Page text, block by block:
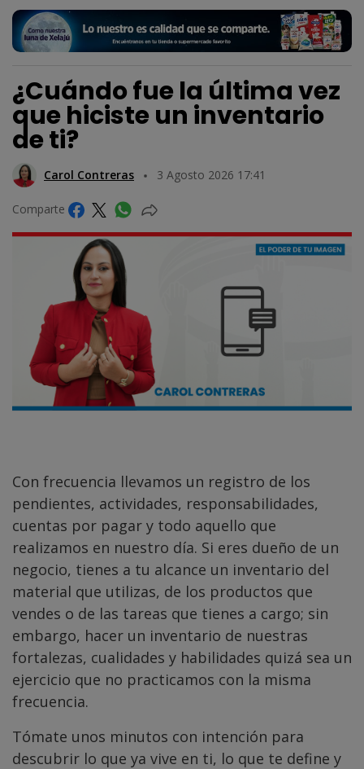
¿Cuándo fue la última vez
que hiciste un inventario
de ti?
Carol Contreras 3 Agosto 2026 17:41
Comparte
Con frecuencia llevamos un registro de los
pendientes, actividades, responsabilidades,
cuentas por pagar y todo aquello que
realizamos en nuestro día. Si eres dueño de un
negocio, tienes a tu alcance un inventario del
material que utilizas, de los productos que
vendes o de las tareas que tienes a cargo; sin
embargo, hacer un inventario de nuestras
fortalezas, cualidades y habilidades quizá sea un
ejercicio que no practicamos con la misma
frecuencia.
Tómate unos minutos con intención para
descubrir lo que ya vive en ti, lo que te define y